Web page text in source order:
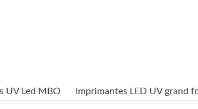
UV Led MBO Imprimantes LED UV grand